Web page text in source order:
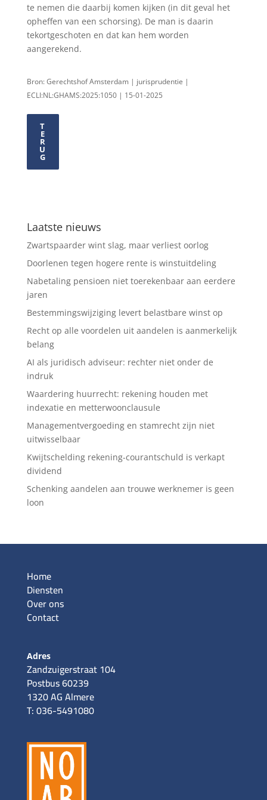
te nemen die daarbij komen kijken (in dit geval het
opheffen van een schorsing). De man is daarin
tekortgeschoten en dat kan hem worden
aangerekend.
Bron: Gerechtshof Amsterdam | jurisprudentie |
ECLI:NL:GHAMS:2025:1050 | 15-01-2025
T
E
R
U
G
Laatste nieuws
Zwartspaarder wint slag, maar verliest oorlog
Doorlenen tegen hogere rente is winstuitdeling
Nabetaling pensioen niet toerekenbaar aan eerdere
jaren
Bestemmingswijziging levert belastbare winst op
Recht op alle voordelen uit aandelen is aanmerkelijk
belang
AI als juridisch adviseur: rechter niet onder de
indruk
Waardering huurrecht: rekening houden met
indexatie en metterwoonclausule
Managementvergoeding en stamrecht zijn niet
uitwisselbaar
Kwijtschelding rekening-courantschuld is verkapt
dividend
Schenking aandelen aan trouwe werknemer is geen
loon
Home
Diensten
Over ons
Contact
Adres
Zandzuigerstraat 104
Postbus 60239
1320 AG Almere
T: 036-5491080